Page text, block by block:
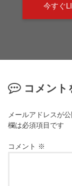
今すぐ
コメント
メールアドレスが
欄は必須項目です
コメント ※